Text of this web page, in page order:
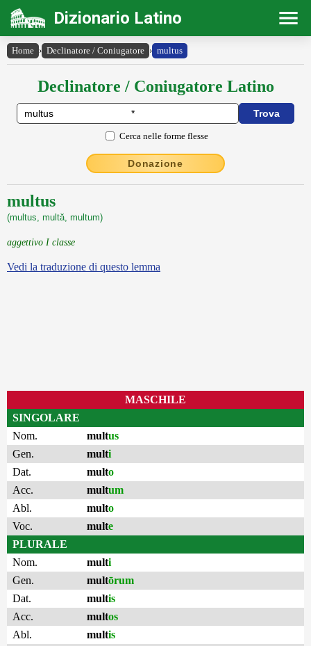
Dizionario Latino
Home › Declinatore / Coniugatore › multus
Declinatore / Coniugatore Latino
Cerca nelle forme flesse
Donazione
multus
(multus, multă, multum)
aggettivo I classe
Vedi la traduzione di questo lemma
MASCHILE
SINGOLARE
Nom.
multus
Gen.
multi
Dat.
multo
Acc.
multum
Abl.
multo
Voc.
multe
PLURALE
Nom.
multi
Gen.
multōrum
Dat.
multis
Acc.
multos
Abl.
multis